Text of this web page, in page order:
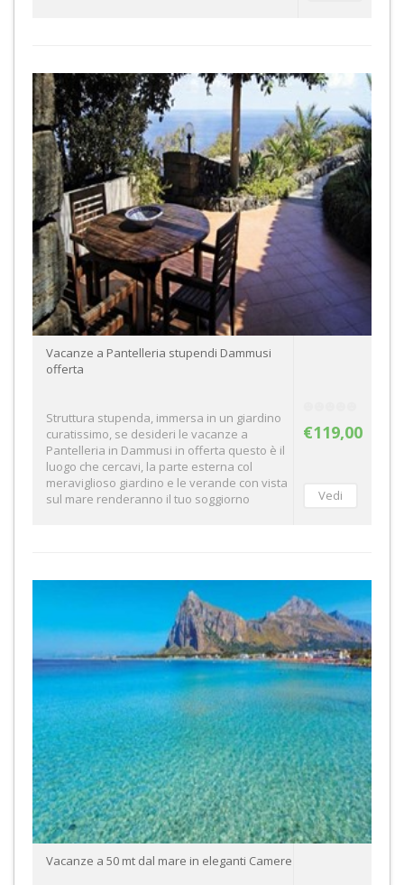
€119,00
Vacanze a Pantelleria stupendi Dammusi
offerta
Struttura stupenda, immersa in un giardino
curatissimo, se desideri le vacanze a
Pantelleria in Dammusi in offerta questo è il
luogo che cercavi, la parte esterna col
meraviglioso giardino e le verande con vista
sul mare renderanno il tuo soggiorno
Vacanze a 50 mt dal mare in eleganti Camere